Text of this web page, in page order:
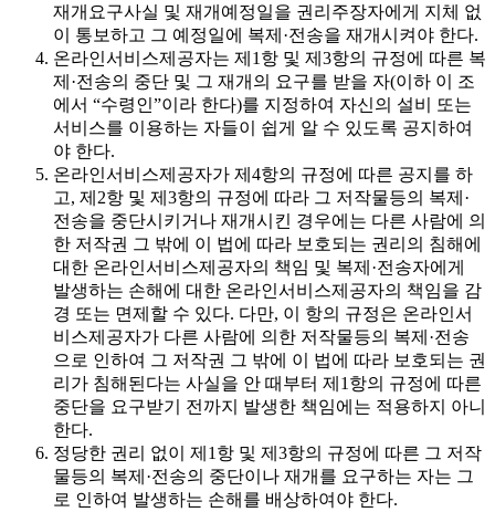
재개요구사실 및 재개예정일을 권리주장자에게 지체 없
이 통보하고 그 예정일에 복제·전송을 재개시켜야 한다.
온라인서비스제공자는 제1항 및 제3항의 규정에 따른 복
제·전송의 중단 및 그 재개의 요구를 받을 자(이하 이 조
에서 “수령인”이라 한다)를 지정하여 자신의 설비 또는
서비스를 이용하는 자들이 쉽게 알 수 있도록 공지하여
야 한다.
온라인서비스제공자가 제4항의 규정에 따른 공지를 하
고, 제2항 및 제3항의 규정에 따라 그 저작물등의 복제·
전송을 중단시키거나 재개시킨 경우에는 다른 사람에 의
한 저작권 그 밖에 이 법에 따라 보호되는 권리의 침해에
대한 온라인서비스제공자의 책임 및 복제·전송자에게
발생하는 손해에 대한 온라인서비스제공자의 책임을 감
경 또는 면제할 수 있다. 다만, 이 항의 규정은 온라인서
비스제공자가 다른 사람에 의한 저작물등의 복제·전송
으로 인하여 그 저작권 그 밖에 이 법에 따라 보호되는 권
리가 침해된다는 사실을 안 때부터 제1항의 규정에 따른
중단을 요구받기 전까지 발생한 책임에는 적용하지 아니
한다.
정당한 권리 없이 제1항 및 제3항의 규정에 따른 그 저작
물등의 복제·전송의 중단이나 재개를 요구하는 자는 그
로 인하여 발생하는 손해를 배상하여야 한다.